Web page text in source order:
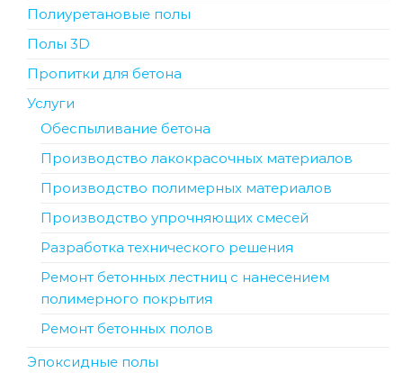
Полиуретановые полы
Полы 3D
Пропитки для бетона
Услуги
Обеспыливание бетона
Производство лакокрасочных материалов
Производство полимерных материалов
Производство упрочняющих смесей
Разработка технического решения
Ремонт бетонных лестниц с нанесением
полимерного покрытия
Ремонт бетонных полов
Эпоксидные полы